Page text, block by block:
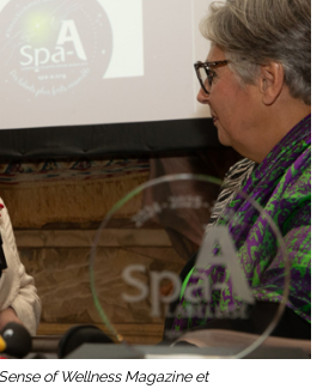
of Wellness Magazine et